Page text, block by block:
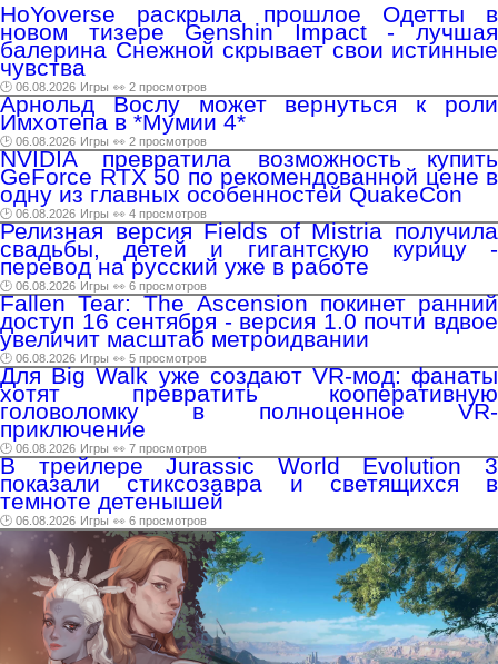
HoYoverse раскрыла прошлое Одетты в
новом тизере Genshin Impact - лучшая
балерина Снежной скрывает свои истинные
чувства
🕑 06.08.2026 Игры 👀 2 просмотров
Арнольд Вослу может вернуться к роли
Имхотепа в *Мумии 4*
🕑 06.08.2026 Игры 👀 2 просмотров
NVIDIA превратила возможность купить
GeForce RTX 50 по рекомендованной цене в
одну из главных особенностей QuakeCon
🕑 06.08.2026 Игры 👀 4 просмотров
Релизная версия Fields of Mistria получила
свадьбы, детей и гигантскую курицу -
перевод на русский уже в работе
🕑 06.08.2026 Игры 👀 6 просмотров
Fallen Tear: The Ascension покинет ранний
доступ 16 сентября - версия 1.0 почти вдвое
увеличит масштаб метроидвании
🕑 06.08.2026 Игры 👀 5 просмотров
Для Big Walk уже создают VR-мод: фанаты
хотят превратить кооперативную
головоломку в полноценное VR-
приключение
🕑 06.08.2026 Игры 👀 7 просмотров
В трейлере Jurassic World Evolution 3
показали стиксозавра и светящихся в
темноте детенышей
🕑 06.08.2026 Игры 👀 6 просмотров